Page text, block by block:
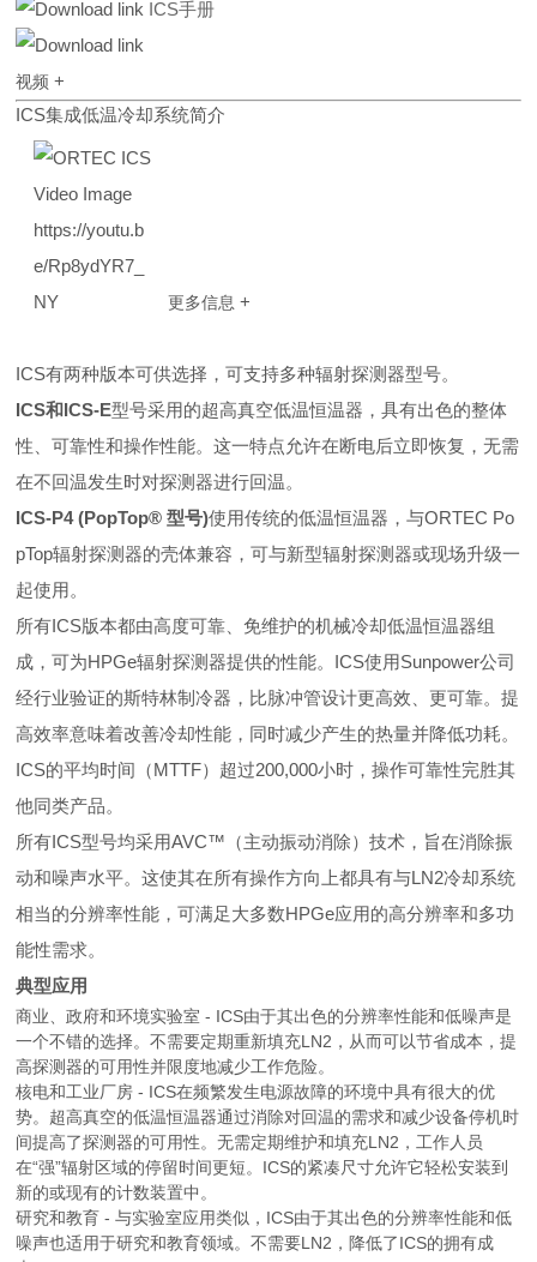
ICS手册
视频+
ICS集成低温冷却系统简介
https://youtu.b
e/Rp8ydYR7_
NY
更多信息 +
ICS有两种版本可供选择，可支持多种辐射探测器型号。
ICS和ICS-E型号采用的超高真空低温恒温器，具有出色的整体
性、可靠性和操作性能。这一特点允许在断电后立即恢复，无需
在不回温发生时对探测器进行回温。
ICS-P4 (PopTop® 型号)使用传统的低温恒温器，与ORTEC Po
pTop辐射探测器的壳体兼容，可与新型辐射探测器或现场升级一
起使用。
所有ICS版本都由高度可靠、免维护的机械冷却低温恒温器组
成，可为HPGe辐射探测器提供的性能。ICS使用Sunpower公司
经行业验证的斯特林制冷器，比脉冲管设计更高效、更可靠。提
高效率意味着改善冷却性能，同时减少产生的热量并降低功耗。
ICS的平均时间（MTTF）超过200,000小时，操作可靠性完胜其
他同类产品。
所有ICS型号均采用AVC™（主动振动消除）技术，旨在消除振
动和噪声水平。这使其在所有操作方向上都具有与LN2冷却系统
相当的分辨率性能，可满足大多数HPGe应用的高分辨率和多功
能性需求。
典型应用
商业、政府和环境实验室 - ICS由于其出色的分辨率性能和低噪声是
一个不错的选择。不需要定期重新填充LN2，从而可以节省成本，提
高探测器的可用性并限度地减少工作危险。
核电和工业厂房 - ICS在频繁发生电源故障的环境中具有很大的优
势。超高真空的低温恒温器通过消除对回温的需求和减少设备停机时
间提高了探测器的可用性。无需定期维护和填充LN2，工作人员
在“强”辐射区域的停留时间更短。ICS的紧凑尺寸允许它轻松安装到
新的或现有的计数装置中。
研究和教育 - 与实验室应用类似，ICS由于其出色的分辨率性能和低
噪声也适用于研究和教育领域。不需要LN2，降低了ICS的拥有成